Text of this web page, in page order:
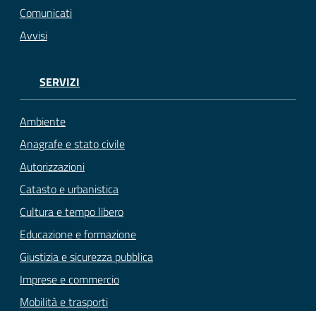
Comunicati
Avvisi
SERVIZI
Ambiente
Anagrafe e stato civile
Autorizzazioni
Catasto e urbanistica
Cultura e tempo libero
Educazione e formazione
Giustizia e sicurezza pubblica
Imprese e commercio
Mobilità e trasporti